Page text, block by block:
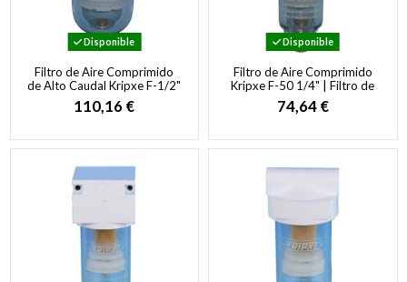
Disponible
Filtro de Aire Comprimido
de Alto Caudal Kripxe F-1/2"
| Filtro Neumático Industrial
110,16 €
Disponible
Filtro de Aire Comprimido
Kripxe F-50 1/4" | Filtro de
Partículas Compacto para
Pintura
74,64 €